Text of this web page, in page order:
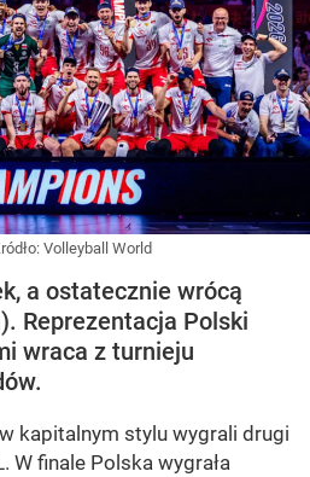
Volleyball World
a ostatecznie wrócą
Reprezentacja Polski
wraca z turnieju
kapitalnym stylu wygrali drugi
W finale Polska wygrała